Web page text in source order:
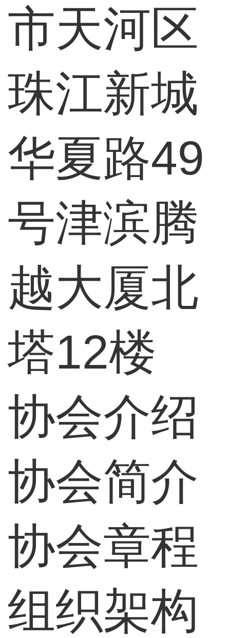
市天河区
珠江新城
华夏路49
号津滨腾
越大厦北
塔12楼
协会介绍
协会简介
协会章程
组织架构